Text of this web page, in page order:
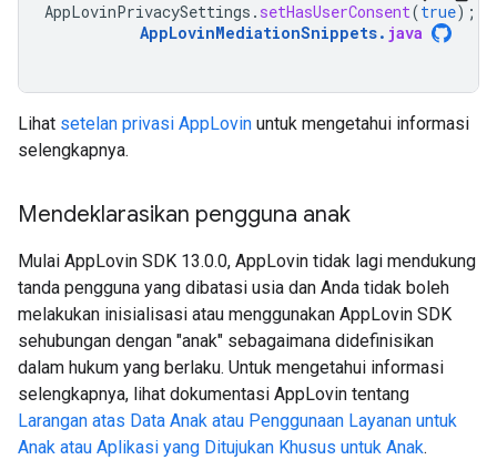
AppLovinPrivacySettings . setHasUserConsent(true);
AppLovinMediationSnippets. java
Lihat setelan privasi AppLovin untuk mengetahui informasi
selengkapnya.
Mendeklarasikan pengguna anak
Mulai AppLovin SDK 13.0.0, AppLovin tidak lagi mendukung
tanda pengguna yang dibatasi usia dan Anda tidak boleh
melakukan inisialisasi atau menggunakan AppLovin SDK
sehubungan dengan "anak" sebagaimana didefinisikan
dalam hukum yang berlaku. Untuk mengetahui informasi
selengkapnya, lihat dokumentasi AppLovin tentang
Larangan atas Data Anak atau Penggunaan Layanan untuk
Anak atau Aplikasi yang Ditujukan Khusus untuk Anak.